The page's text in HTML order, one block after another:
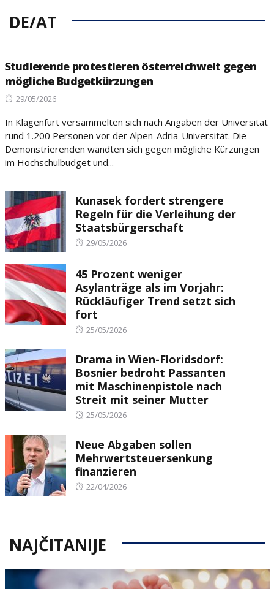
DE/AT
Studierende protestieren österreichweit gegen
mögliche Budgetkürzungen
Posted
29/05/2026
In Klagenfurt versammelten sich nach Angaben der Universität
rund 1.200 Personen vor der Alpen-Adria-Universität. Die
Demonstrierenden wandten sich gegen mögliche Kürzungen
im Hochschulbudget und...
Kunasek fordert strengere
Regeln für die Verleihung der
Staatsbürgerschaft
Posted
29/05/2026
45 Prozent weniger
Asylanträge als im Vorjahr:
Rückläufiger Trend setzt sich
fort
Posted
25/05/2026
Drama in Wien-Floridsdorf:
Bosnier bedroht Passanten
mit Maschinenpistole nach
Streit mit seiner Mutter
Posted
25/05/2026
Neue Abgaben sollen
Mehrwertsteuersenkung
finanzieren
Posted
22/04/2026
NAJČITANIJE